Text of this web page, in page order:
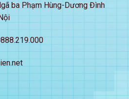
ba Phạm Hùng-Dương Đình